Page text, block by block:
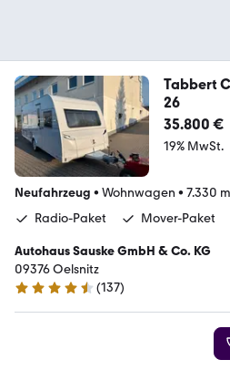
Tabbert
26
35.800 €
19% MwSt.
Neufahrzeug • Wohnwagen • 7.330
Radio-Paket
Mover-Paket
Autohaus Sauske GmbH & Co. KG
09376 Oelsnitz
4.3 Sterne
(137)